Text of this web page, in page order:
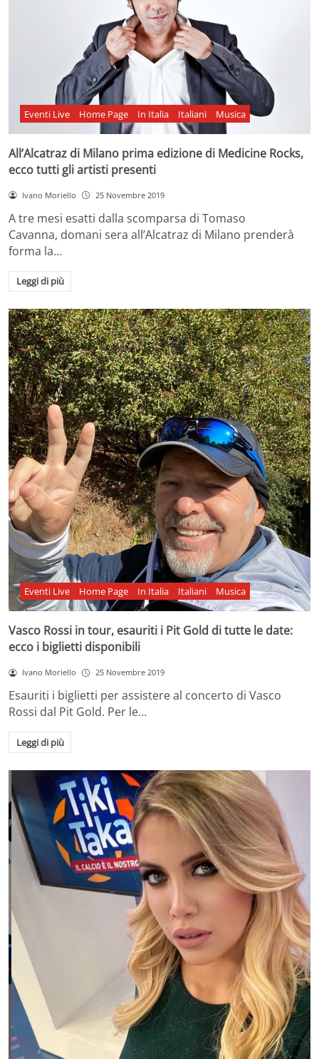
Eventi Live Home Page In Italia Italiani Musica
All’Alcatraz di Milano prima edizione di Medicine Rocks,
ecco tutti gli artisti presenti
Ivano Moriello 25 Novembre 2019
A tre mesi esatti dalla scomparsa di Tomaso
Cavanna, domani sera all’Alcatraz di Milano prenderà
forma la…
Leggi di più
Eventi Live Home Page In Italia Italiani Musica
Vasco Rossi in tour, esauriti i Pit Gold di tutte le date:
ecco i biglietti disponibili
Ivano Moriello 25 Novembre 2019
Esauriti i biglietti per assistere al concerto di Vasco
Rossi dal Pit Gold. Per le…
Leggi di più